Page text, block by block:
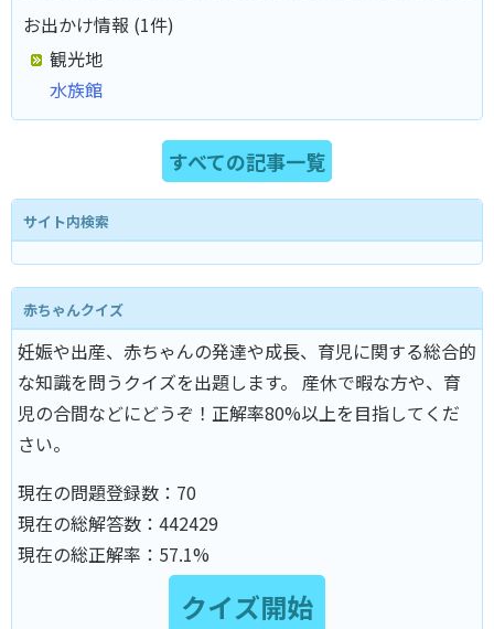
お出かけ情報 (1件)
観光地
水族館
すべての記事一覧
サイト内検索
赤ちゃんクイズ
妊娠や出産、赤ちゃんの発達や成長、育児に関する総合的
な知識を問うクイズを出題します。 産休で暇な方や、育
児の合間などにどうぞ！正解率80%以上を目指してくだ
さい。
現在の問題登録数： 70
現在の総解答数： 442429
現在の総正解率： 57.1%